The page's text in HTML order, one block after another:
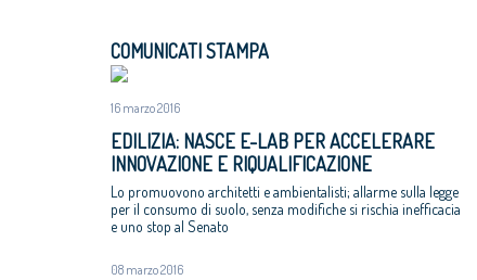
COMUNICATI STAMPA
16 marzo 2016
EDILIZIA: NASCE E-LAB PER ACCELERARE
INNOVAZIONE E RIQUALIFICAZIONE
Lo promuovono architetti e ambientalisti; allarme sulla legge
per il consumo di suolo, senza modifiche si rischia inefficacia
e uno stop al Senato
08 marzo 2016